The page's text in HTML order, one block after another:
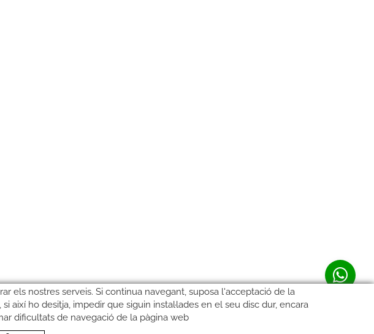
els nostres serveis. Si continua navegant, suposa l'acceptació de la
així ho desitja, impedir que siguin instal·lades en el seu disc dur, encara
dificultats de navegació de la pàgina web